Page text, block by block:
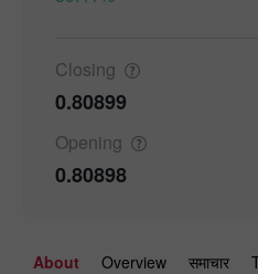
Closing
0.80899
Opening
0.80898
About Overview समाचार